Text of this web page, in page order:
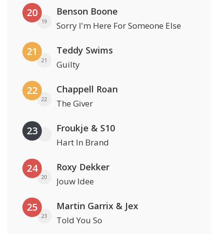
20
19
Benson Boone
Sorry I'm Here For Someone Else
21
21
Teddy Swims
Guilty
22
22
Chappell Roan
The Giver
23 Froukje & S10
Hart In Brand
24
20
Roxy Dekker
Jouw Idee
25
23
Martin Garrix & Jex
Told You So